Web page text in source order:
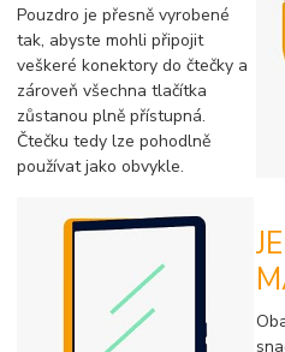
Pouzdro je přesně vyrobené
tak, abyste mohli připojit
veškeré konektory do čtečky a
zároveň všechna tlačítka
zůstanou plně přístupná.
Čtečku tedy lze pohodlně
používat jako obvykle.